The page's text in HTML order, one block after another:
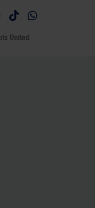
Twitter
uns auf Instagram
uns auf Youtube
Besucht uns auf
Besucht uns auf
United